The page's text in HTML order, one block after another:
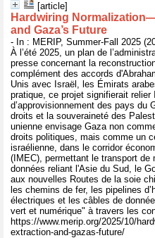
[article]
Hardwiring
and Gaza’s Future
- In : MERIP, Summer-Fall 2025
À l’été 2025, un plan de
presse concernant la
complément des accords
Unis avec Israël, les Émirats
pratique, ce projet signifierait relier
d’approvisionnement des pays du
droits et la souveraineté des
unienne envisage Gaza non
droits politiques, mais comme un
israélienne, dans le corridor
(IMEC), permettant le transport de
données reliant l'Asie du Sud, le
aux nouvelles Routes de la soie
les chemins de fer, les pipelines
électriques et les câbles de
vert et numérique" à travers les
https://www.merip.org/2025/10/
extraction-and-gazas-future/